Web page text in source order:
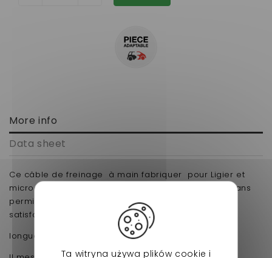
More info
Data sheet
Ce câble de freinage à main fabriquer pour Ligier et
microcar s'adaptera parfaitement à votre voiture sans
permis. Sa qualité et son prix casser sauront vous
satisfaire.
longueur gaine 85 cm
Ta witryna używa plików cookie i